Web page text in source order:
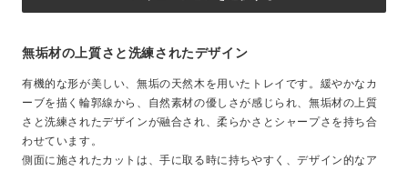
無垢材の上質さと洗練されたデザイン
有機的な形が美しい、無垢の天然木を用いたトレイです。緩やかなカ
ーブを描く輪郭線から、自然素材の優しさが感じられ、無垢材の上質
さと洗練されたデザインが融合され、柔らかさとシャープさを持ち合
わせています。
側面に施されたカットは、手に取る時に持ちやすく、デザイン的なア